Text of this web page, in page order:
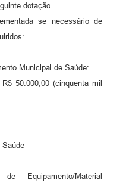
dotação
se necessário de
Municipal de Saúde:
50.000,00 (cinquenta mil
Saúde
Equipamento/Material